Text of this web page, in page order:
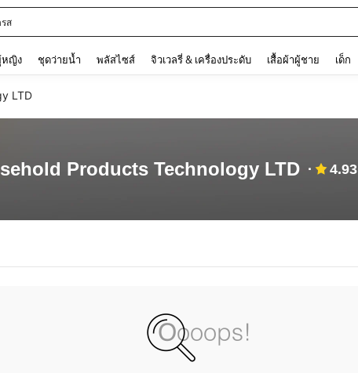
รส
หญิง ชุดว่ายน้ำ พลัสไซส์ จิวเวลรี่ & เครื่องประดับ เสื้อผ้าผู้ชาย เด็ก
LTD
Products Technology LTD 4.93